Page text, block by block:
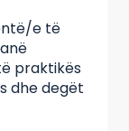
e të
praktikës
dhe degët